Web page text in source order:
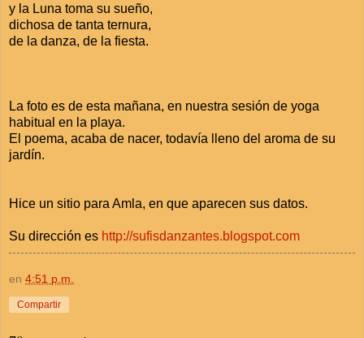
y la Luna toma su sueño,
dichosa de tanta ternura,
de la danza, de la fiesta.
La foto es de esta mañana, en nuestra sesión de yoga
habitual en la playa.
El poema, acaba de nacer, todavía lleno del aroma de su
jardín.
Hice un sitio para Amla, en que aparecen sus datos.
Su dirección es http://sufisdanzantes.blogspot.com
en 4:51 p.m.
Compartir